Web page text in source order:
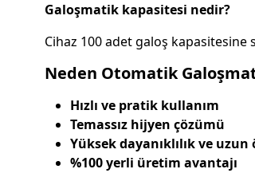
Galoşmatik kapasitesi nedir?
Cihaz 100 adet galoş kapasitesine
Neden Otomatik
Hızlı ve pratik kullanım
Temassız hijyen çözümü
Yüksek dayanıklılık ve
%100 yerli üretim avantajı